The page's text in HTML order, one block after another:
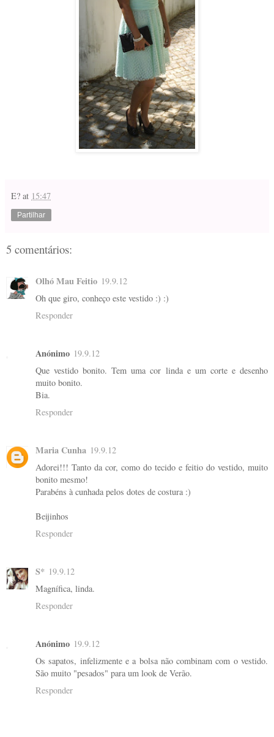
E? at 15:47
Partilhar
5 comentários:
Olhó Mau Feitio 19.9.12
Oh que giro, conheço este vestido :) :)
Responder
Anónimo 19.9.12
Que vestido bonito. Tem uma cor linda e um corte e desenho
muito bonito.
Bia.
Responder
Maria Cunha 19.9.12
Adorei!!! Tanto da cor, como do tecido e feitio do vestido, muito
bonito mesmo!
Parabéns à cunhada pelos dotes de costura :)
Beijinhos
Responder
S* 19.9.12
Magnífica, linda.
Responder
Anónimo 19.9.12
Os sapatos, infelizmente e a bolsa não combinam com o vestido.
São muito "pesados" para um look de Verão.
Responder